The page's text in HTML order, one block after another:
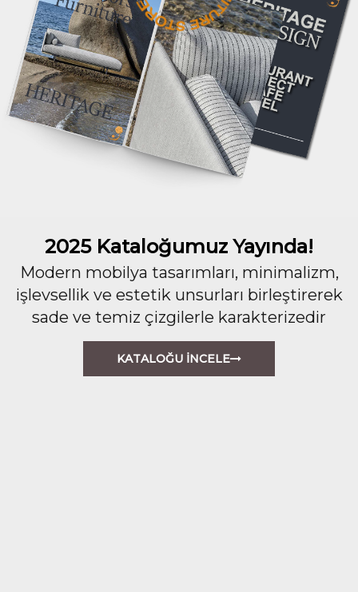
2025 Kataloğumuz Yayında!
Modern mobilya tasarımları, minimalizm,
işlevsellik ve estetik unsurları birleştirerek
sade ve temiz çizgilerle karakterizedir
KATALOĞU İNCELE